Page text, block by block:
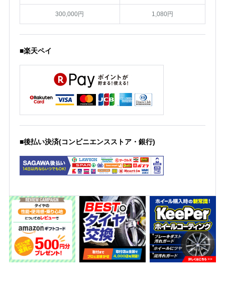
300,000円 1,080円
■楽天ペイ
■後払い決済(コンビニエンスストア・銀行)